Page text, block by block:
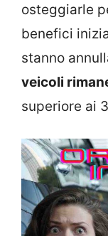
osteggiarle
benefici
stanno
veicoli
superiore ai